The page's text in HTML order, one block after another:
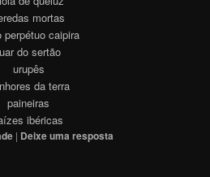
mortas
perpétuo caipira
do sertão
urupês
da terra
paineiras
ibéricas
| Deixe uma resposta